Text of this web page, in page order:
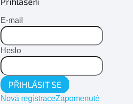
E-mail
Heslo
PŘIHLÁSIT SE
Nová registraceZapomenuté